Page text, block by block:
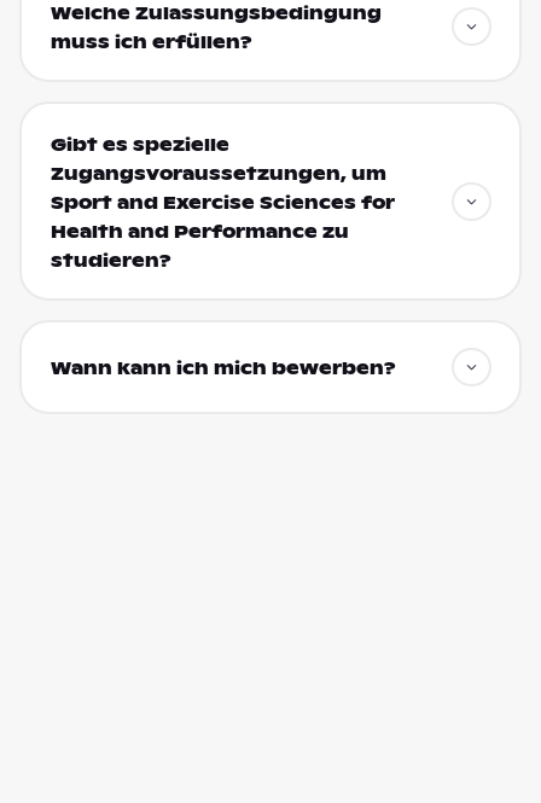
Welche Zulassungsbedingung
muss ich erfüllen?
Gibt es spezielle
Zugangsvoraussetzungen, um
Sport and Exercise Sciences for
Health and Performance zu
studieren?
Wann kann ich mich bewerben?